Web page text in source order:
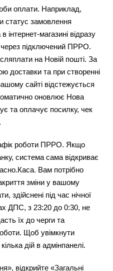
оплати. Наприклад,
статус замовлення
магазині відразу
підключений ПРРО.
на Новій пошті. За
доставки та при створенні
сайті відстежується
оновлює Нова
та оплачує посилку, чек
роботи ПРРО. Якщо
система сама відкриває
Вам потрібно
зміни у вашому
здійснені під час нічної
ДПС, з 23:20 до 0:30, не
їх до черги та
Щоб увімкнути
дій в адмінпанелі.
відкрийте «Загальні